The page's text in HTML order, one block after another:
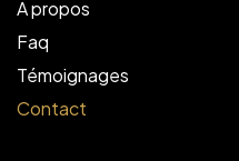
A propos
Faq
Témoignages
Contact